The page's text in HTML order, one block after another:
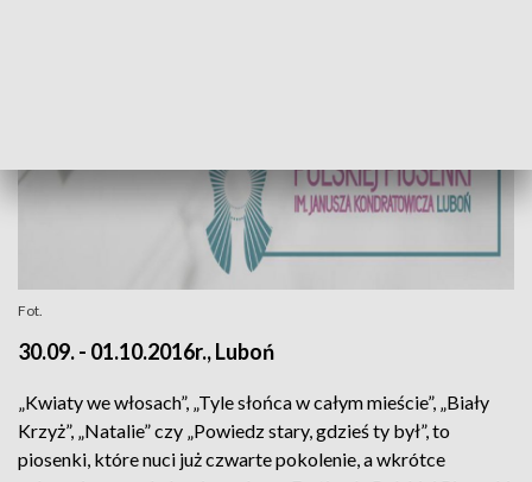
Fot.
30.09. - 01.10.2016r., Luboń
„Kwiaty we włosach”, „Tyle słońca w całym mieście”, „Biały
Krzyż”, „Natalie” czy „Powiedz stary, gdzieś ty był”, to
piosenki, które nuci już czwarte pokolenie, a wkrótce